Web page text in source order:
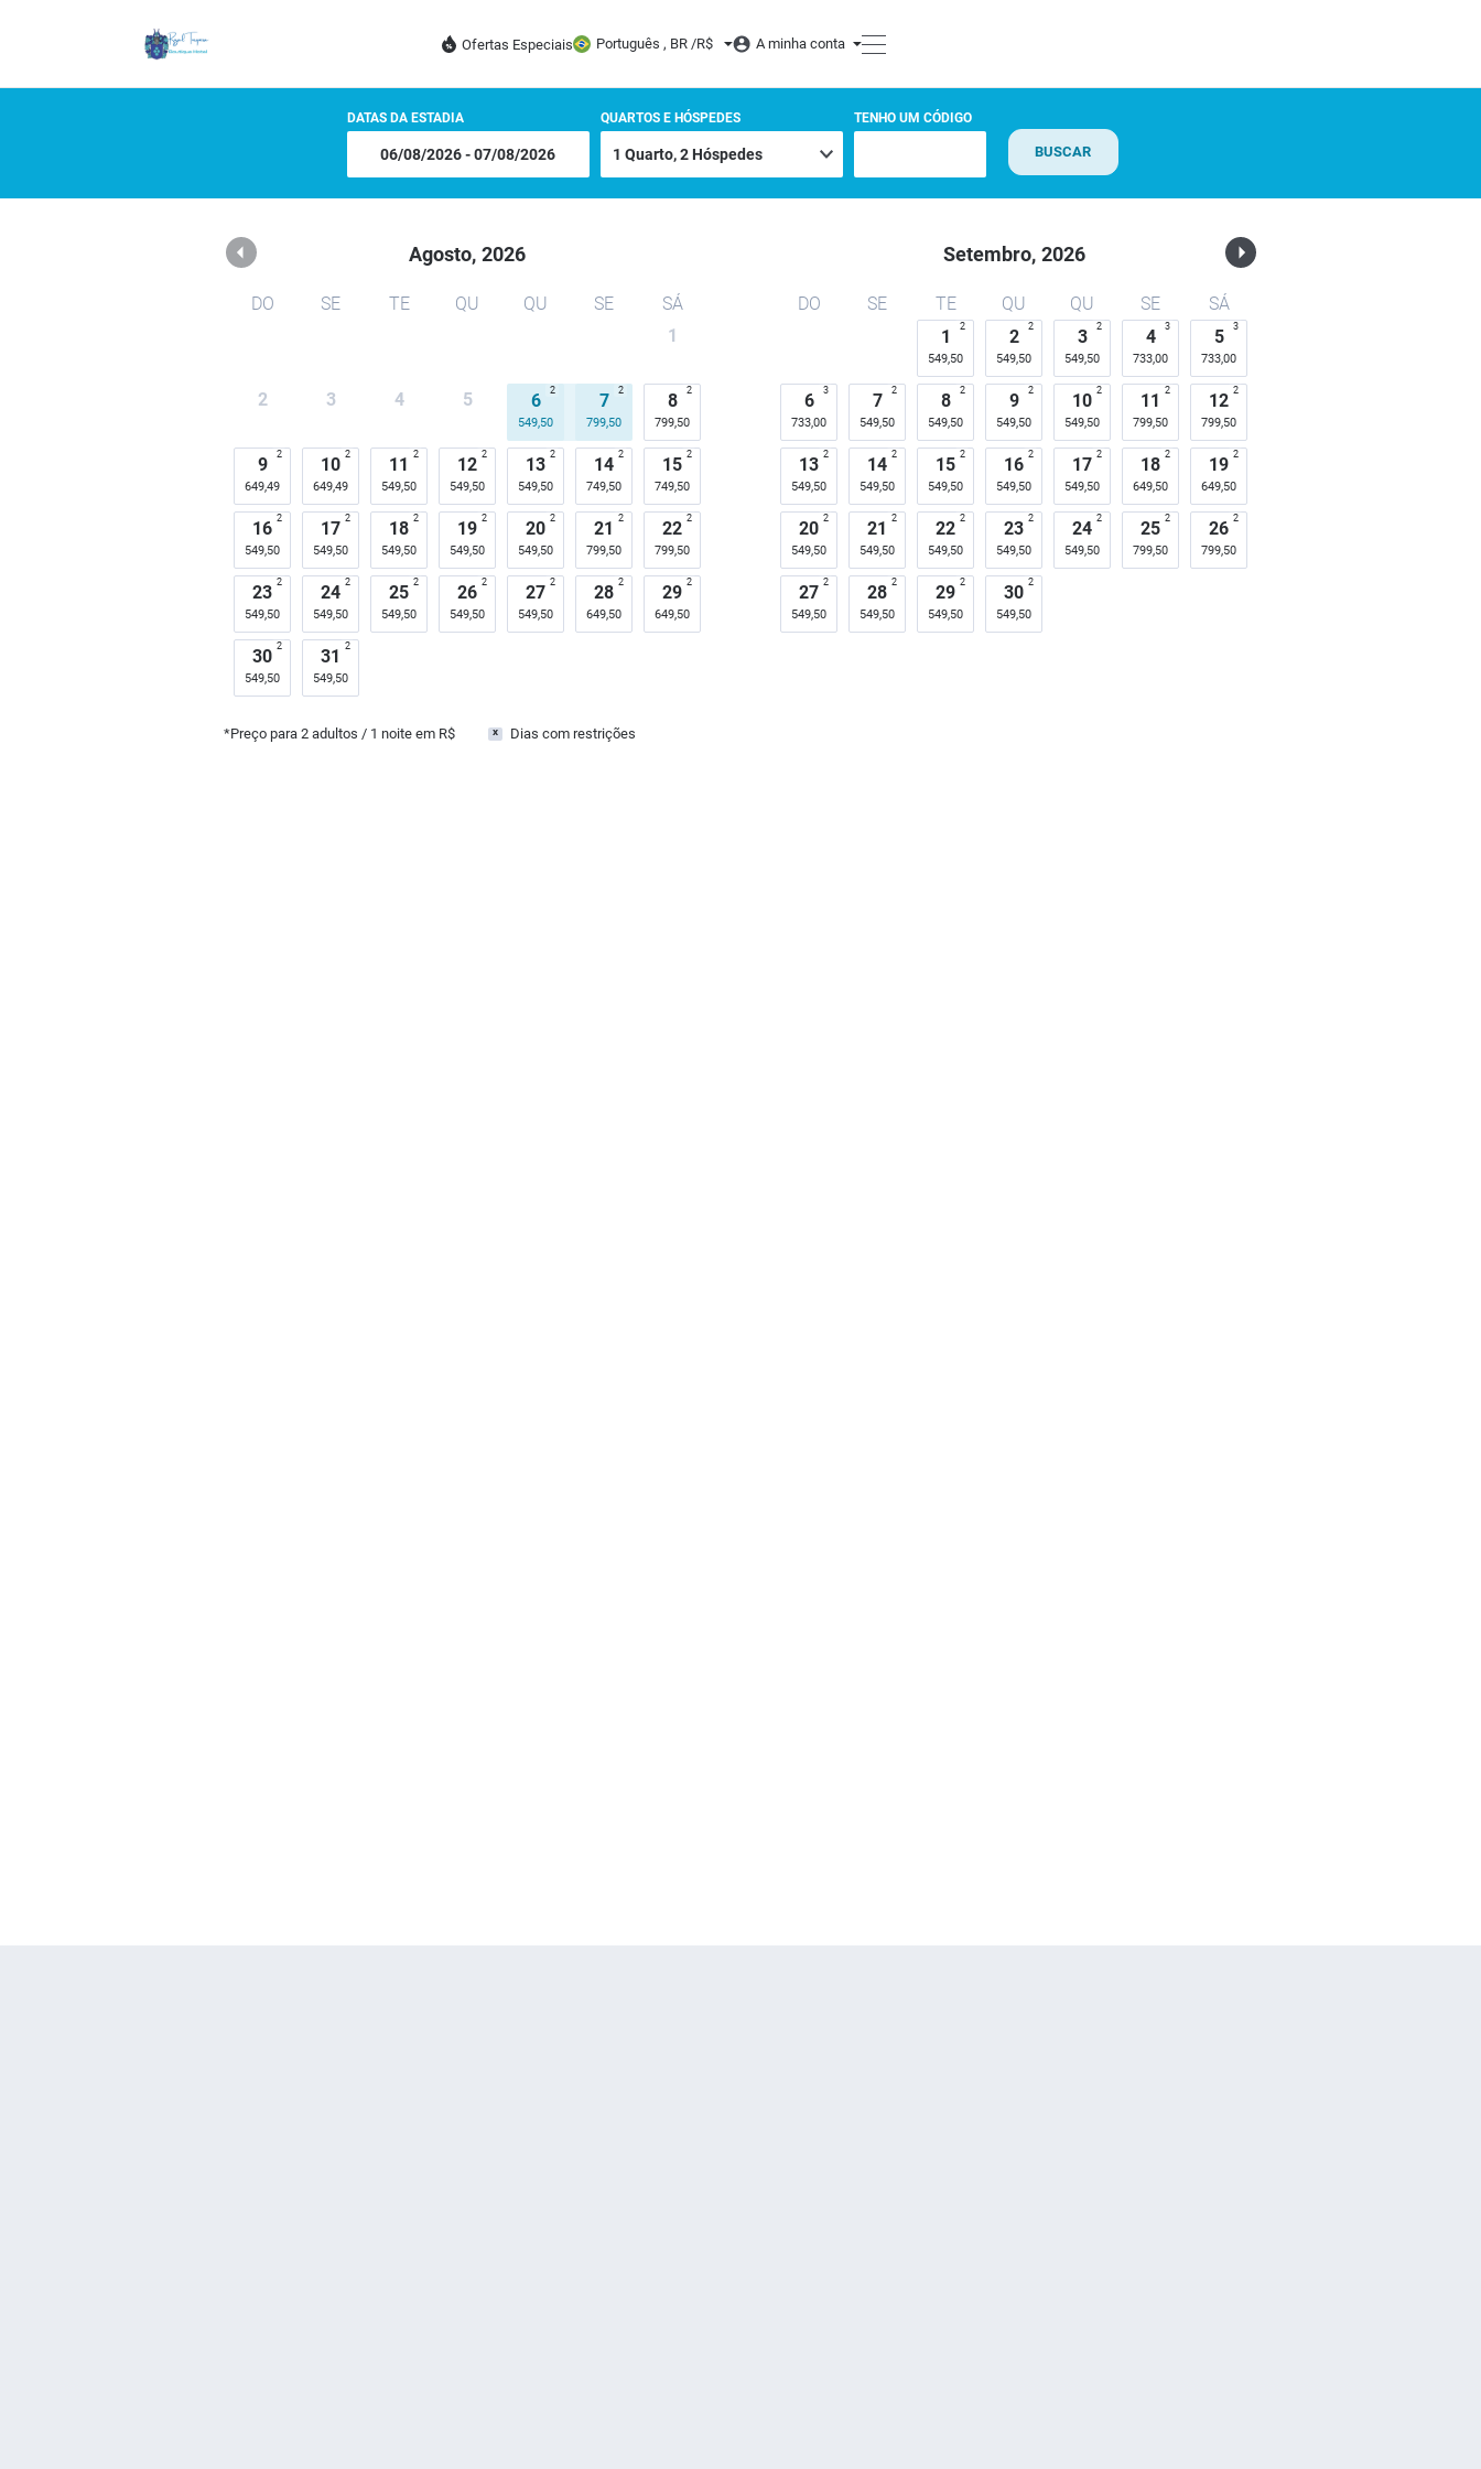
Royal Turquesa Boutique Hotel
Ofertas Especiais Português , BR /R$ A minha conta
DATAS DA ESTADIA QUARTOS E HÓSPEDES TENHO UM CÓDIGO
BUSCAR
Agosto, 2026
DO SE TE QU QU SE
SÁ
1
2 3 4 5 6
549,50
2 7
799,50
2 8
799,50
2
9
649,49
2 10
649,49
2 11
549,50
2 12
549,50
2 13
549,50
2 14
749,50
2 15
749,50
2
16
549,50
2 17
549,50
2 18
549,50
2 19
549,50
2 20
549,50
2 21
799,50
2 22
799,50
2
23
549,50
2 24
549,50
2 25
549,50
2 26
549,50
2 27
549,50
2 28
649,50
2 29
649,50
2
30
549,50
2 31
549,50
2
Setembro, 2026
DO SE TE QU QU SE
SÁ
1
549,50
2 2
549,50
2 3
549,50
2 4
733,00
3 5
733,00
3
6
733,00
3 7
549,50
2 8
549,50
2 9
549,50
2 10
549,50
2 11
799,50
2 12
799,50
2
13
549,50
2 14
549,50
2 15
549,50
2 16
549,50
2 17
549,50
2 18
649,50
2 19
649,50
2
20
549,50
2 21
549,50
2 22
549,50
2 23
549,50
2 24
549,50
2 25
799,50
2 26
799,50
2
27
549,50
2 28
549,50
2 29
549,50
2 30
549,50
2
*Preço para2 adultos / 1 noite em R$ x Dias com restrições